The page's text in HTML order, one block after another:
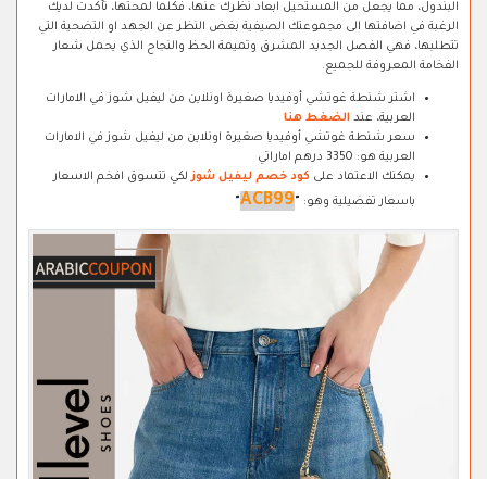
البندول، مما يجعل من المستحيل ابعاد نظرك عنها، فكلما لمحتها، تأكدت لديك
الرغبة في اضافتها الى مجموعتك الصيفية بغض النظر عن الجهد او التضحية التي
تتطلبها، فهي الفصل الجديد المشرق وتميمة الحظ والنجاح الذي يحمل شعار
الفخامة المعروفة للجميع.
اشتر شنطة غوتشي أوفيديا صغيرة اونلاين من ليفيل شوز في الامارات
العربية، عند الضغط هنا
سعر شنطة غوتشي أوفيديا صغيرة اونلاين من ليفيل شوز في الامارات
العربية هو: 3350 درهم اماراتي
يمكنك الاعتماد على كود خصم ليفيل شوزلكي تتسوق افخم الاسعار
باسعار تفضيلية وهو: "
ACB99
"